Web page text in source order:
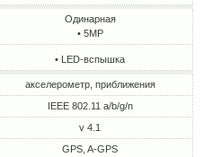
Одинарная
• 5MP
• LED-вспышка
акселерометр, приближения
IEEE 802.11 a/b/g/n
v 4.1
GPS, A-GPS